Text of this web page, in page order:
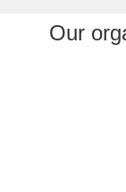
Our